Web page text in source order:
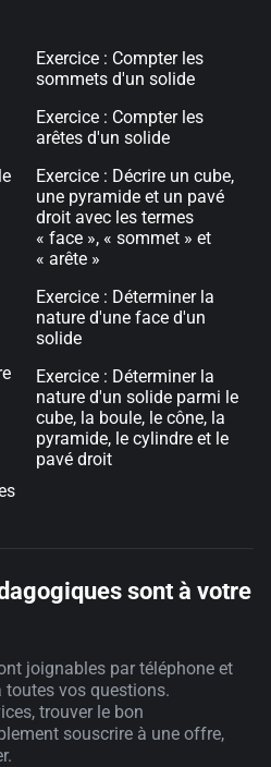
Exercice : Compter les
sommets d'un solide
Exercice : Compter les
arêtes d'un solide
Exercice : Décrire un cube,
une pyramide et un pavé
droit avec les termes
« face », « sommet » et
« arête »
Exercice : Déterminer la
nature d'une face d'un
solide
Exercice : Déterminer la
nature d'un solide parmi le
cube, la boule, le cône, la
pyramide, le cylindre et le
pavé droit
sont à votre
joignables par téléphone et
toutes vos questions.
trouver le bon
souscrire à une offre,